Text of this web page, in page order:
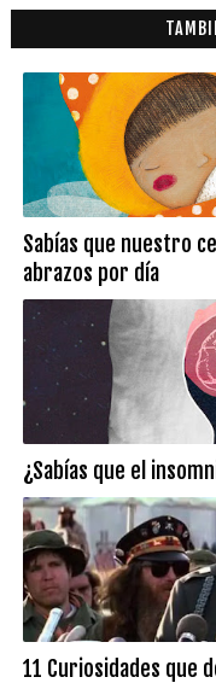
Sabías que nuestro
abrazos por día
¿Sabías que el
11 Curiosidades que